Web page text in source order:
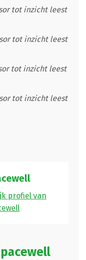
tot inzicht leest
tot inzicht leest
tot inzicht leest
tot inzicht leest
profiel van